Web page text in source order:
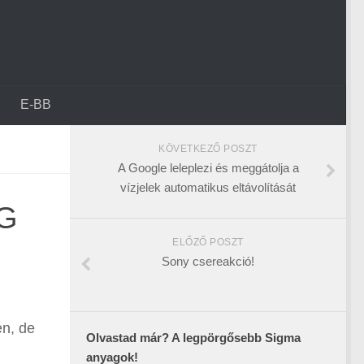
E-BB
de
KÖVETKEZŐ POSZT
A Google leleplezi és meggátolja a
vízjelek automatikus eltávolítását
ELŐZŐ POSZT
Sony csereakció!
Olvastad már? A legpörgősebb Sigma
anyagok!